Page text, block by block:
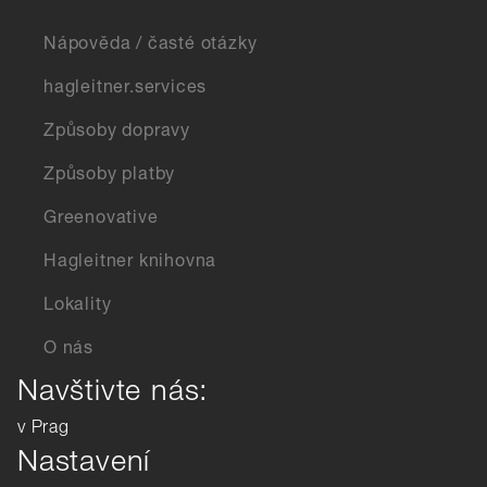
Nápověda / časté otázky
hagleitner.services
Způsoby dopravy
Způsoby platby
Greenovative
Hagleitner knihovna
Lokality
O nás
Navštivte nás:
v Prag
Nastavení